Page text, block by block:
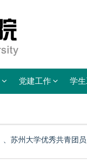
党建工作 学
苏州大学优秀共青团